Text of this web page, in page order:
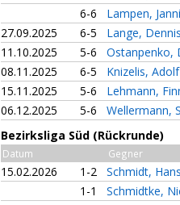
6-6
Lampen,
27.09.2025
6-5
Lange,
11.10.2025
5-6
Ostanpenko,
08.11.2025
6-5
Knizelis,
15.11.2025
5-6
Lehmann,
06.12.2025
5-6
Wellermann,
Bezirksliga Süd (Rückrunde)
Datum Gegner
15.02.2026 1-2
Schmidt,
1-1
Schmidtke,